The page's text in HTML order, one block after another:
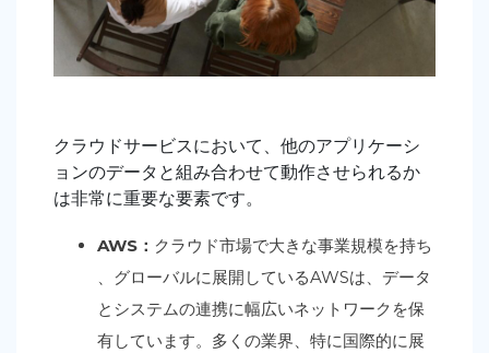
クラウドサービスにおいて、他のアプリケーシ
ョンのデータと組み合わせて動作させられるか
は非常に重要な要素です。
AWS： クラウド市場で大きな事業規模を持ち
、グローバルに展開しているAWSは、データ
とシステムの連携に幅広いネットワークを保
有しています。多くの業界、特に国際的に展